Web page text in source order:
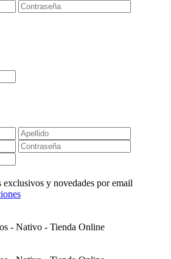
y novedades por email